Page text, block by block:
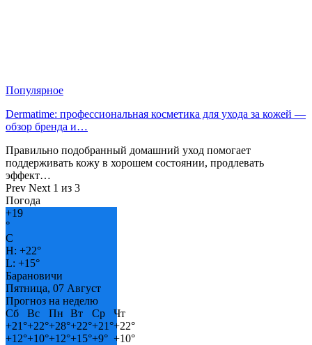
Популярное
Dermatime: профессиональная косметика для ухода за кожей —
обзор бренда и…
Правильно подобранный домашний уход помогает
поддерживать кожу в хорошем состоянии, продлевать
эффект…
Prev Next 1 из 3
Погода
+19
°
C
H: +22°
L: +15°
Барановичи
Пятница, 07 Август
Прогноз на неделю
Сб
Вс Пн Вт Ср
Чт
+21°+22°+28°+22°+21°+22°
+12°+10°+12°+15°+9° +10°